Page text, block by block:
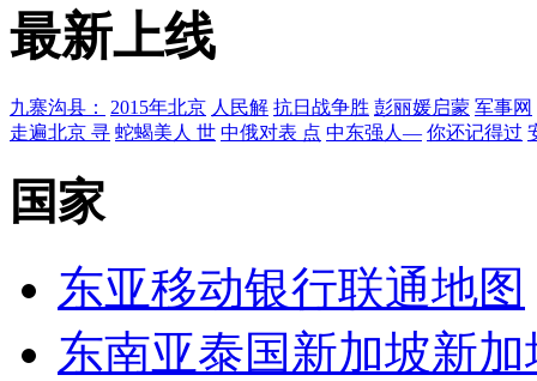
最新上线
九寨沟县： 2015年北京 人民解 抗日战争胜 彭丽媛启蒙 军事网
走遍北京 寻 蛇蝎美人 世 中俄对表 点 中东强人— 你还记得过
国家
东亚移动银行联通地图
东南亚泰国新加坡新